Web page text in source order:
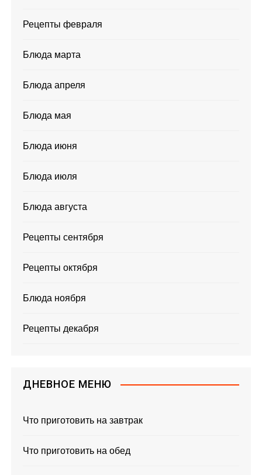
Рецепты февраля
Блюда марта
Блюда апреля
Блюда мая
Блюда июня
Блюда июля
Блюда августа
Рецепты сентября
Рецепты октября
Блюда ноября
Рецепты декабря
ДНЕВНОЕ МЕНЮ
Что приготовить на завтрак
Что приготовить на обед